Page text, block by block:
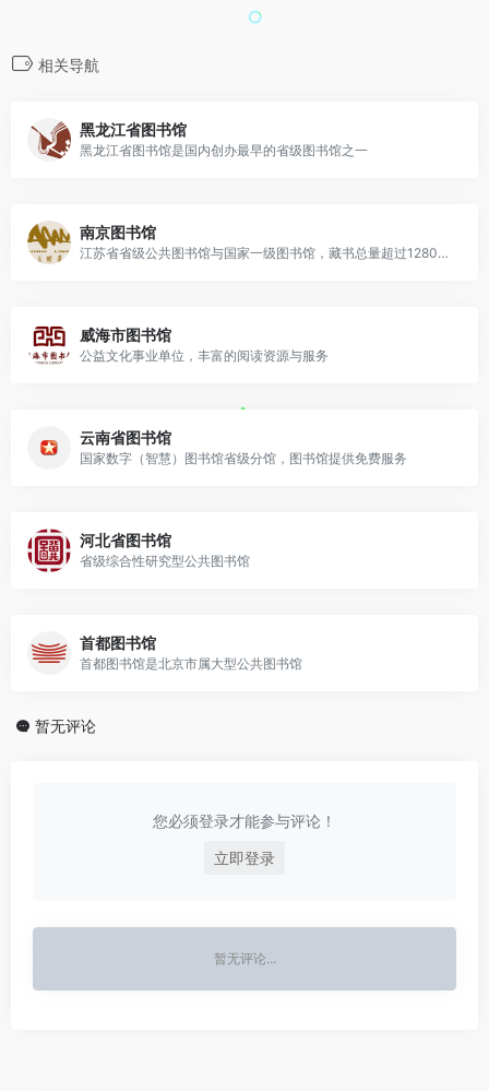
相关导航
黑龙江省图书馆
黑龙江省图书馆是国内创办最早的省级图书馆之一
南京图书馆
江苏省省级公共图书馆与国家一级图书馆，藏书总量超过1280万册，其中古籍160万册
威海市图书馆
公益文化事业单位，丰富的阅读资源与服务
云南省图书馆
国家数字（智慧）图书馆省级分馆，图书馆提供免费服务
河北省图书馆
省级综合性研究型公共图书馆
首都图书馆
首都图书馆是北京市属大型公共图书馆
暂无评论
您必须登录才能参与评论！
立即登录
暂无评论...